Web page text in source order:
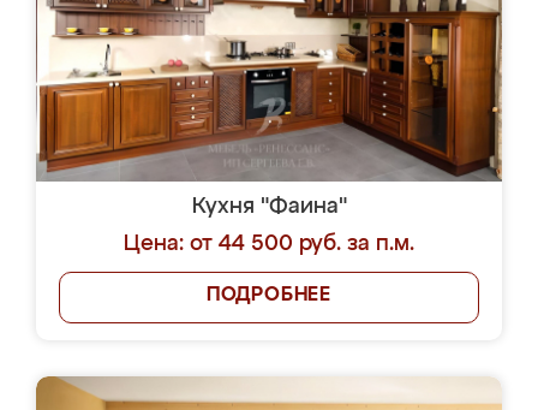
Кухня "Фаина"
Цена: от 44 500 руб. за п.м.
ПОДРОБНЕЕ